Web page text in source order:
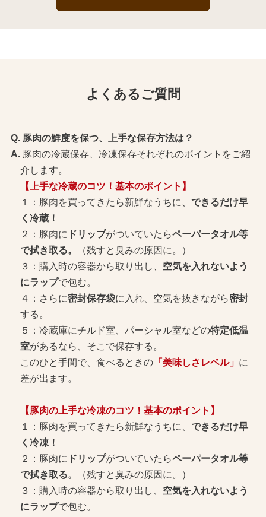
よくあるご質問
豚肉の鮮度を保つ、上手な保存方法は？
豚肉の冷蔵保存、冷凍保存それぞれのポイントをご紹
介します。
【上手な冷蔵のコツ！基本のポイント】
１：豚肉を買ってきたら新鮮なうちに、 できるだけ早
く冷蔵！
２：豚肉に ドリップがついていたらペーパータオル等
で拭き取る。
（残すと臭みの原因に。）
３：購入時の容器から取り出し、 空気を入れないよう
にラップで包む。
４：さらに密封保存袋に入れ、空気を抜きながら密封
する。
５：冷蔵庫にチルド室、パーシャル室などの特定低温
室があるなら、そこで保存する。
このひと手間で、食べるときの「美味しさレベル」 に
差が出ます。
【豚肉の上手な冷凍のコツ！基本のポイント】
１：豚肉を買ってきたら新鮮なうちに、 できるだけ早
く冷凍！
２：豚肉に ドリップがついていたらペーパータオル等
で拭き取る。
（残すと臭みの原因に。）
３：購入時の容器から取り出し、 空気を入れないよう
にラップで包む。